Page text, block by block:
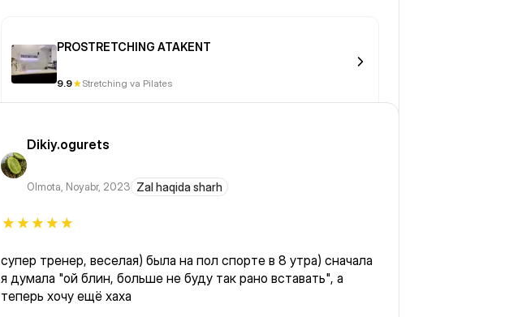
PROSTRETCHING ATAKENT
9.9 Stretching va Pilates
Dikiy.ogurets
Olmota, Noyabr, 2023 Zal haqida sharh
супер тренер, веселая) была на пол спорте в 8 утра) сначала
я думала "ой блин, больше не буду так рано вставать", а
теперь хочу ещё хаха